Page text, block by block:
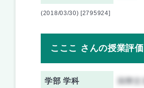
(2018/03/30) [2795924]
こここ さんの授業評価
学部 学科